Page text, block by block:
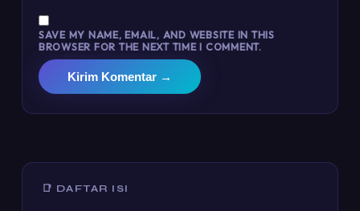
SAVE MY NAME, EMAIL, AND WEBSITE IN THIS
BROWSER FOR THE NEXT TIME I COMMENT.
Kirim Komentar →
📑 DAFTAR ISI